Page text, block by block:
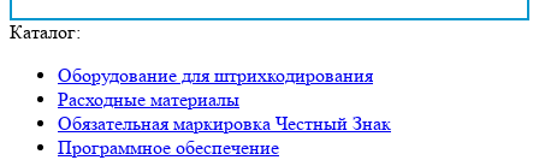
Каталог:
Оборудование для штрихкодирования
Расходные материалы
Обязательная маркировка Честный Знак
Программное обеспечение